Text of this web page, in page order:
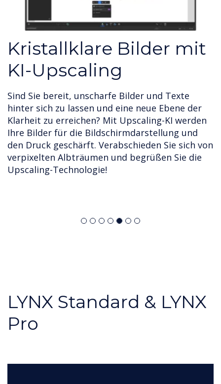
Kristallklare Bilder mit
KI-Upscaling
Sind Sie bereit, unscharfe Bilder und Texte
hinter sich zu lassen und eine neue Ebene der
Klarheit zu erreichen? Mit Upscaling-KI werden
Ihre Bilder für die Bildschirmdarstellung und
den Druck geschärft. Verabschieden Sie sich von
verpixelten Albträumen und begrüßen Sie die
Upscaling-Technologie!
LYNX Standard & LYNX
Pro